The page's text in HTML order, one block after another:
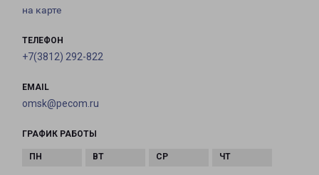
на карте
ТЕЛЕФОН
+7(3812) 292-822
EMAIL
omsk@pecom.ru
ГРАФИК РАБОТЫ